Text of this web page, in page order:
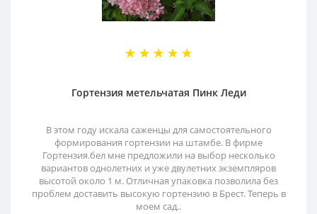
Гортензия метельчатая Пинк Леди
В этом году искала саженцы для самостоятельного
формирования гортензии на штамбе. В фирме
Гортензия.бел мне предложили на выбор несколько
вариантов однолетних и уже двулетних экземпляров
высотой около 1 м. Отличная упаковка позволила без
проблем доставить высокую гортензию в Брест. Теперь в
моем сад..